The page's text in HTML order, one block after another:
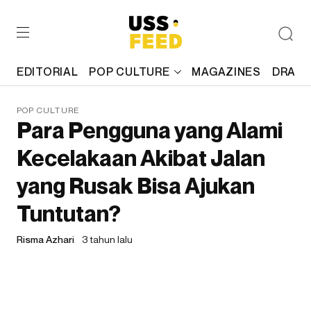
EDITORIAL POP CULTURE MAGAZINES
POP CULTURE
Para Pengguna yang Alami
Kecelakaan Akibat Jalan
yang Rusak Bisa Ajukan
Tuntutan?
Risma Azhari 3 tahun lalu